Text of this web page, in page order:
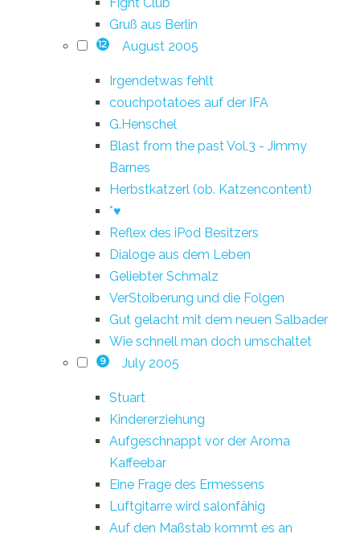
Gruß aus Berlin
12 August 2005
Irgendetwas fehlt
couchpotatoes auf der IFA
G.Henschel
Blast from the past Vol.3 - Jimmy
Barnes
Herbstkatzerl (ob. Katzencontent)
*♥
Reflex des iPod Besitzers
Dialoge aus dem Leben
Geliebter Schmalz
VerStoiberung und die Folgen
Gut gelacht mit dem neuen Salbader
Wie schnell man doch umschaltet
9 July 2005
Stuart
Kindererziehung
Aufgeschnappt vor der Aroma
Kaffeebar
Eine Frage des Ermessens
Luftgitarre wird salonfähig
Auf den Maßstab kommt es an